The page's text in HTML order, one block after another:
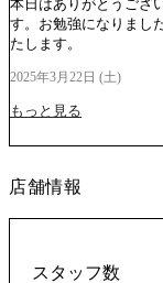
本日はありがとうござ
す。お勉強になりまし
たします。
2025年3月22日 (土)
もっと見る
店舗情報
スタッフ数